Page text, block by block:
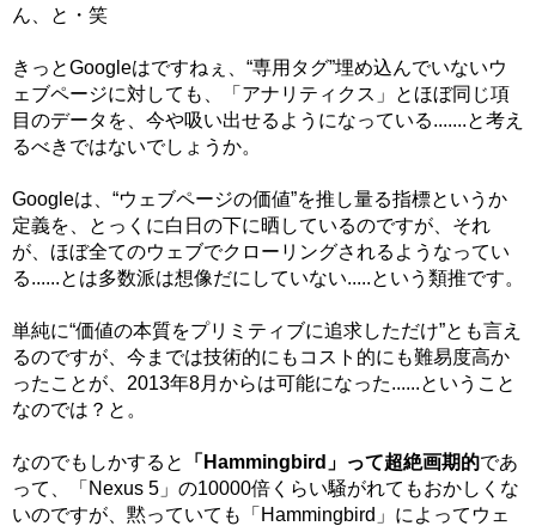
ん、と・笑
きっとGoogleはですねぇ、“専用タグ”埋め込んでいないウ
ェブページに対しても、「アナリティクス」とほぼ同じ項
目のデータを、今や吸い出せるようになっている.......と考え
るべきではないでしょうか。
Googleは、“ウェブページの価値”を推し量る指標というか
定義を、とっくに白日の下に晒しているのですが、それ
が、ほぼ全てのウェブでクローリングされるようなってい
る......とは多数派は想像だにしていない.....という類推です。
単純に“価値の本質をプリミティブに追求しただけ”とも言え
るのですが、今までは技術的にもコスト的にも難易度高か
ったことが、2013年8月からは可能になった......ということ
なのでは？と。
なのでもしかすると 「Hammingbird」って超絶画期的であ
って、「Nexus 5」の10000倍くらい騒がれてもおかしくな
いのですが、黙っていても「Hammingbird」によってウェ